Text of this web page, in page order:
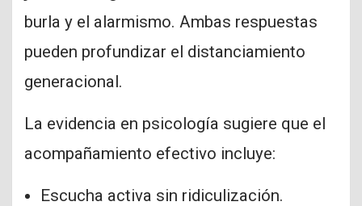
burla y el alarmismo. Ambas respuestas
pueden profundizar el distanciamiento
generacional.
La evidencia en psicología sugiere que el
acompañamiento efectivo incluye:
Escucha activa sin ridiculización.